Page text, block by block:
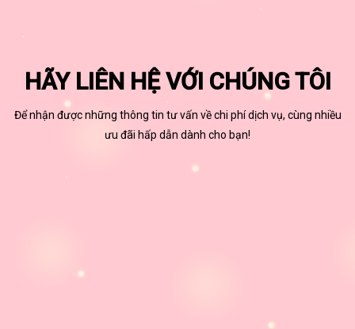
HÃY LIÊN HỆ VỚI CHÚNG TÔI
Để nhận được những thông tin tư vấn về chi phí dịch vụ, cùng nhiều
ưu đãi hấp dẫn dành cho bạn!